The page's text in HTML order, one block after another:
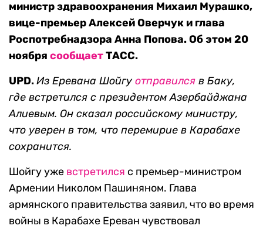
министр здравоохранения Михаил Мурашко,
вице-премьер Алексей Оверчук и глава
Роспотребнадзора Анна Попова. Об этом 20
ноября сообщаетТАСС.
UPD.Из Еревана Шойгу отправился в Баку,
где встретился с президентом Азербайджана
Алиевым. Он сказал российскому министру,
что уверен в том, что перемирие в Карабахе
сохранится.
Шойгу уже встретился c премьер-министром
Армении Николом Пашиняном. Глава
армянского правительства заявил, что во время
войны в Карабахе Ереван чувствовал